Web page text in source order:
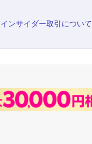
インサイダー取引について